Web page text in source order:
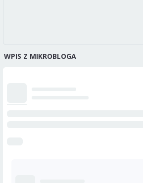
WPIS Z MIKROBLOGA